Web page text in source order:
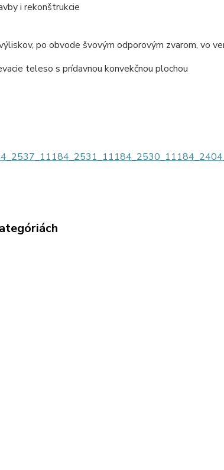
i rekonštrukcie
po obvode švovým odporovým zvarom, vo
teleso s prídavnou konvekčnou plochou